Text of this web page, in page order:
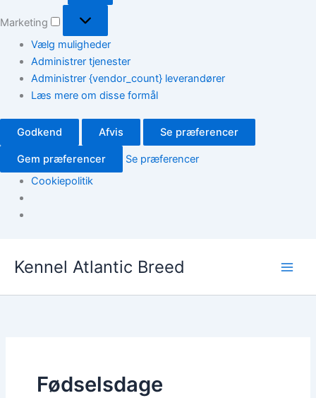
Marketing
Vælg muligheder
Administrer tjenester
Administrer {vendor_count} leverandører
Læs mere om disse formål
Godkend Afvis Se præferencer
Gem præferencer
Se præferencer
Cookiepolitik
Kennel Atlantic Breed
Fødselsdage